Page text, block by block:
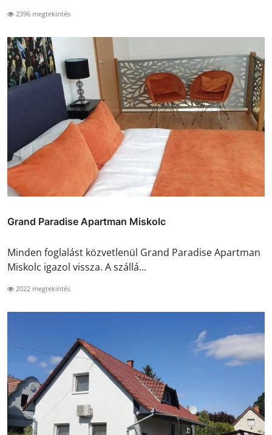
2396 megtekintés
Grand Paradise Apartman Miskolc
Minden foglalást közvetlenül Grand Paradise Apartman
Miskolc igazol vissza. A szállá...
2022 megtekintés